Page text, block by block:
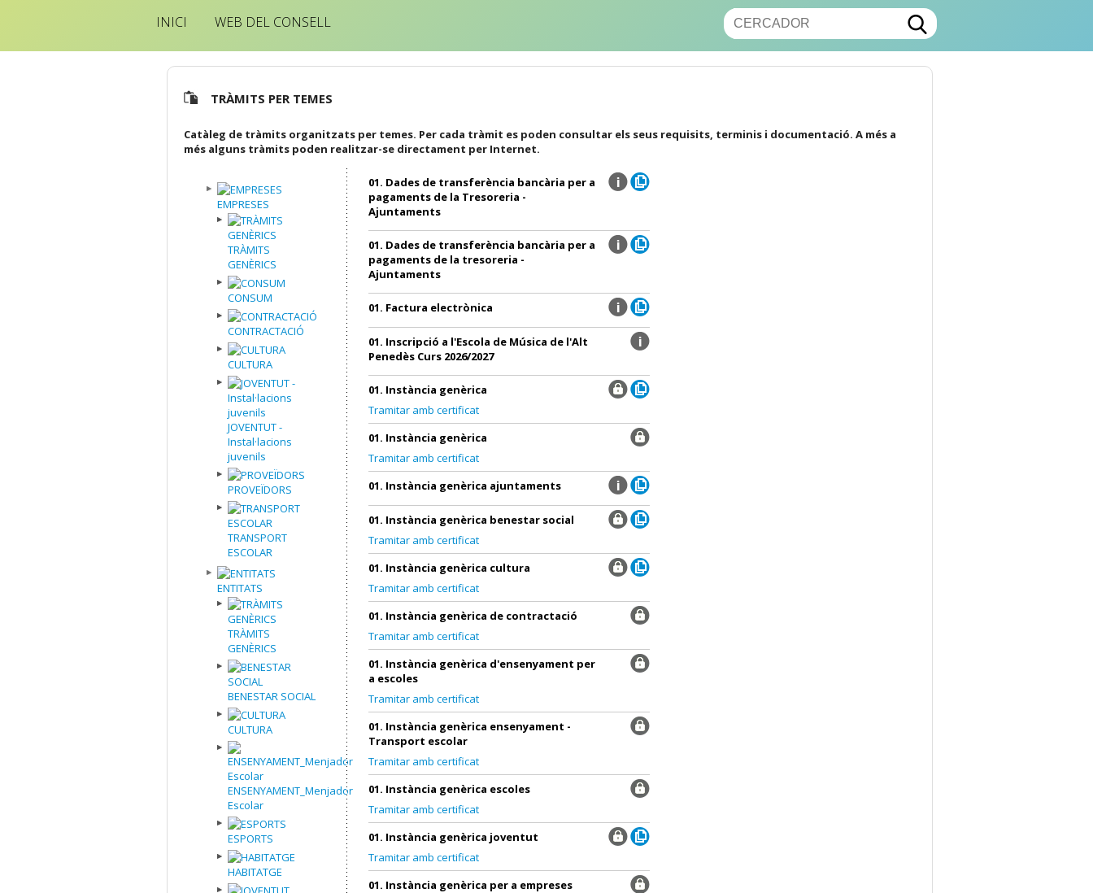
INICI WEB DEL CONSELL
TRÀMITS PER TEMES
Catàleg de tràmits organitzats per temes. Per cada tràmit es poden consultar els seus requisits, terminis i documentació. A més a
més alguns tràmits poden realitzar-se directament per Internet.
EMPRESES
TRÀMITS
GENÈRICS
CONSUM
CONTRACTACIÓ
CULTURA
JOVENTUT -
Instal·lacions
juvenils
PROVEÏDORS
TRANSPORT
ESCOLAR
ENTITATS
TRÀMITS
GENÈRICS
BENESTAR SOCIAL
CULTURA
ENSENYAMENT_Menjador
Escolar
ESPORTS
HABITATGE
01. Dades de transferència bancària per a
pagaments de la Tresoreria -
Ajuntaments
01. Dades de transferència bancària per a
pagaments de la tresoreria -
Ajuntaments
01. Factura electrònica
01. Inscripció a l'Escola de Música de l'Alt
Penedès Curs 2026/2027
01. Instància genèrica
Tramitar amb certificat
01. Instància genèrica
Tramitar amb certificat
01. Instància genèrica ajuntaments
01. Instància genèrica benestar social
Tramitar amb certificat
01. Instància genèrica cultura
Tramitar amb certificat
01. Instància genèrica de contractació
Tramitar amb certificat
01. Instància genèrica d'ensenyament per
a escoles
Tramitar amb certificat
01. Instància genèrica ensenyament -
Transport escolar
Tramitar amb certificat
01. Instància genèrica escoles
Tramitar amb certificat
01. Instància genèrica joventut
Tramitar amb certificat
01. Instància genèrica per a empreses